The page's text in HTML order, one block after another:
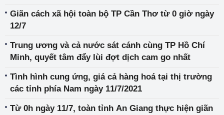
Giãn cách xã hội toàn bộ TP Cần Thơ từ 0 giờ ngày
12/7
Trung ương và cả nước sát cánh cùng TP Hồ Chí
Minh, quyết tâm đẩy lùi đợt dịch cam go nhất
Tình hình cung ứng, giá cả hàng hoá tại thị trường
các tỉnh phía Nam ngày 11/7/2021
Từ 0h ngày 11/7, toàn tỉnh An Giang thực hiện giãn